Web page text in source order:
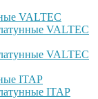
VALTEC
VALTEC
VALTEC
ITAP
ITAP